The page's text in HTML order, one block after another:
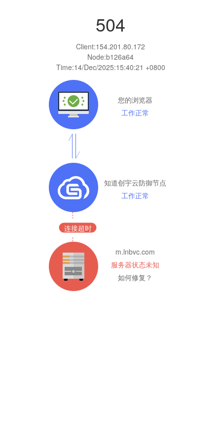
504
Client:154.201.80.172
Node:b126a64
Time:14/Dec/2025:15:40:21 +0800
您的浏览器
工作正常
知道创宇云防御节点
工作正常
连接超时
m.lnbvc.com
服务器状态未知
如何修复？